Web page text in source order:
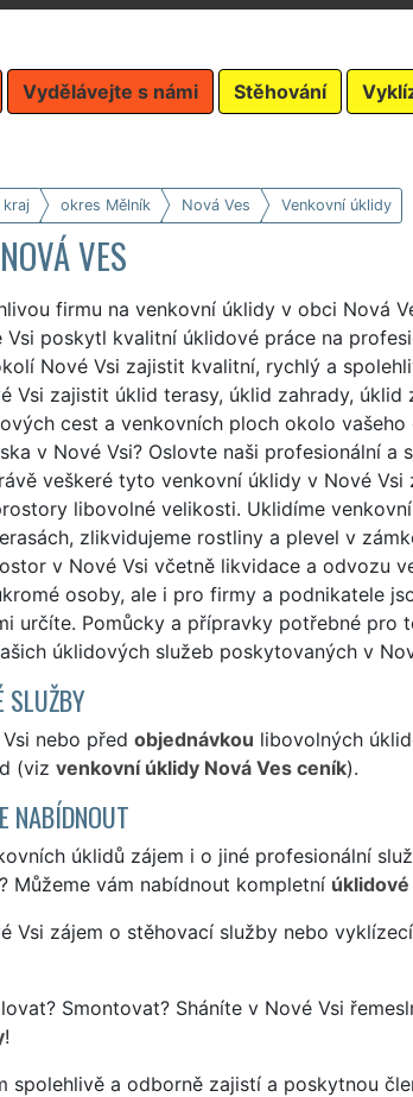
Vydělávejte s námi Stěhování
okres Mělník Nová Ves Venkovní úklidy
VES
firmu na venkovní úklidy v obci Nová
Vsi poskytl kvalitní úklidové práce na
Nové Vsi zajistit kvalitní, rychlý a
Vsi zajistit úklid terasy, úklid zahrady, úklid
cest a venkovních ploch okolo vašeho
v Nové Vsi? Oslovte naši profesionální a
veškeré tyto venkovní úklidy v Nové Vsi
libovolné velikosti. Uklidíme
zlikvidujeme rostliny a plevel v
v Nové Vsi včetně likvidace a odvozu
osoby, ale i pro firmy a podnikatele
určíte. Pomůcky a přípravky potřebné pro
úklidových služeb poskytovaných v
SLUŽBY
nebo před objednávkou libovolných
(viz venkovní úklidy Nová Ves ceník).
NABÍDNOUT
úklidů zájem i o jiné profesionální
Můžeme vám nabídnout kompletní
Vsi zájem o stěhovací služby nebo
Smontovat? Sháníte v Nové Vsi
!
spolehlivě a odborně zajistí a poskytnou